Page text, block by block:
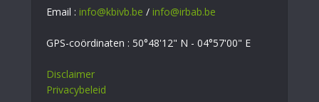
Email : info@kbivb.be / info@irbab.be
GPS-coördinaten : 50°48'12" N - 04°57'00" E
Disclaimer
Privacybeleid